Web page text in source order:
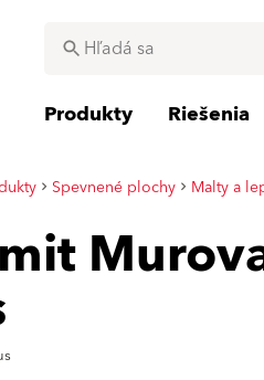
Produkty Riešenia
Spevnené plochy Malty a